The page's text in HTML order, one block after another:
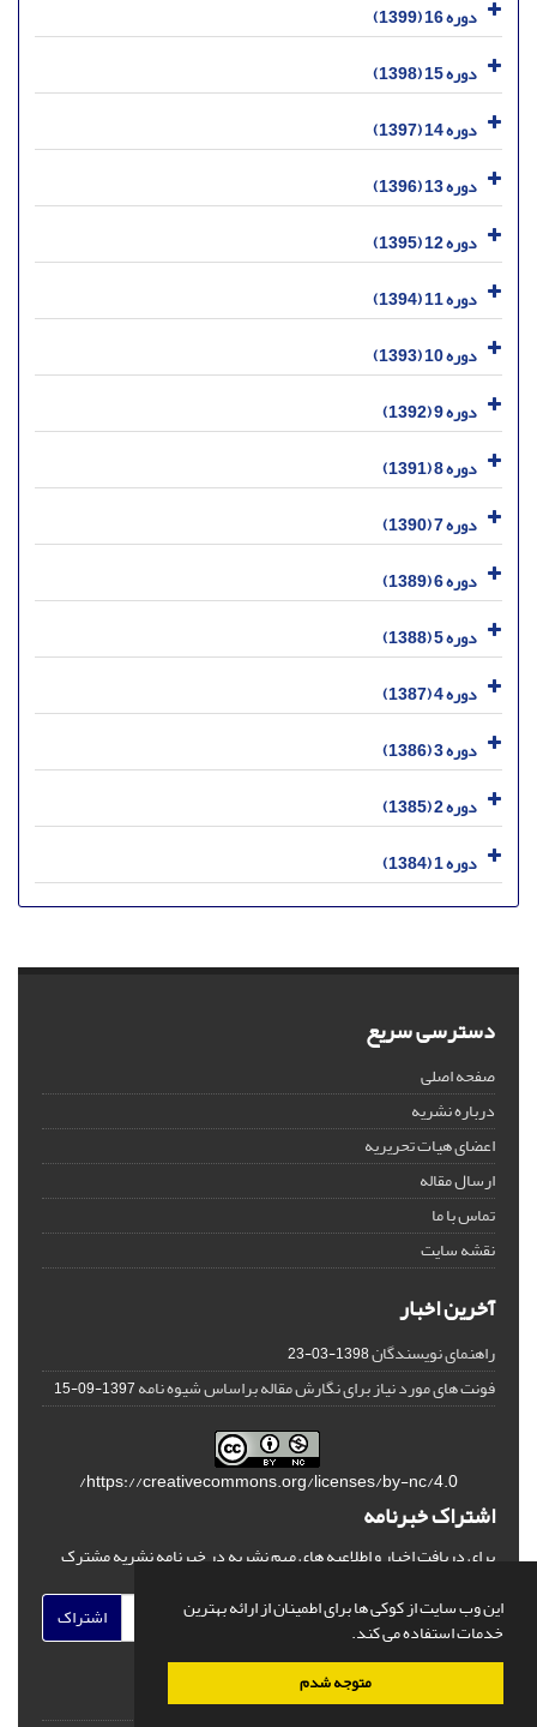
این وب سایت از کوکی ها برای اطمینان از ارائه بهترین
خدمات استفاده می کند.
متوجه شدم
دوره 16 (1399)
دوره 15 (1398)
دوره 14 (1397)
دوره 13 (1396)
دوره 12 (1395)
دوره 11 (1394)
دوره 10 (1393)
دوره 9 (1392)
دوره 8 (1391)
دوره 7 (1390)
دوره 6 (1389)
دوره 5 (1388)
دوره 4 (1387)
دوره 3 (1386)
دوره 2 (1385)
دوره 1 (1384)
دسترسی سریع
صفحه اصلی
درباره نشریه
اعضای هیات تحریریه
ارسال مقاله
تماس با ما
نقشه سایت
آخرین اخبار
راهنمای نویسندگان1398-03-23
فونت های مورد نیاز برای نگارش مقاله براساس شیوه نامه1397-09-15
https://creativecommons.org/licenses/by-nc/4.0/
اشتراک خبرنامه
برای دریافت اخبار و اطلاعیه های مهم نشریه در خبرنامه نشریه مشترک
اشتراک